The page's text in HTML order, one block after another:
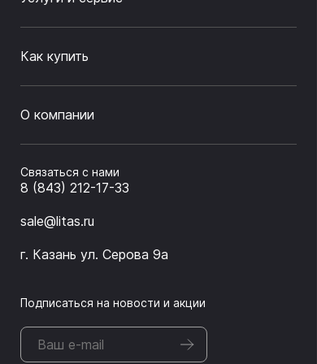
Как купить
О компании
Связаться с нами
8 (843) 212-17-33
sale@litas.ru
г. Казань ул. Серова 9а
Подписаться на новости и акции